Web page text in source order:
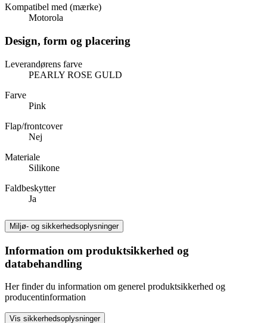
Kompatibel med (mærke)
Motorola
Design, form og placering
Leverandørens farve
PEARLY ROSE GULD
Farve
Pink
Flap/frontcover
Nej
Materiale
Silikone
Faldbeskytter
Ja
Miljø- og sikkerhedsoplysninger
Information om produktsikkerhed og
databehandling
Her finder du information om generel produktsikkerhed og
producentinformation
Vis sikkerhedsoplysninger